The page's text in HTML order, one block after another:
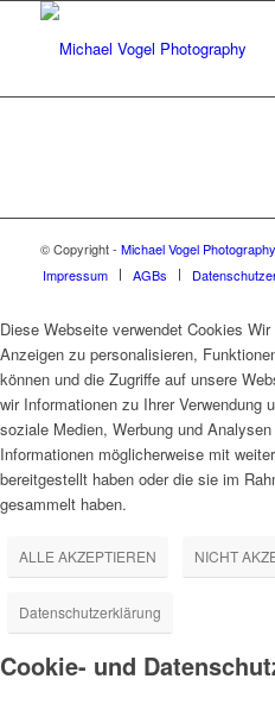
© Copyright - Michael Vogel Photography
Impressum
AGBs
Diese Webseite verwendet Cookies
Anzeigen zu personalisieren,
können und die Zugriffe auf unsere
wir Informationen zu Ihrer Verwendung
soziale Medien, Werbung und
Informationen möglicherweise mit
bereitgestellt haben oder die sie im
gesammelt haben.
ALLE AKZEPTIEREN NICHT
Datenschutzerklärung
Cookie- und